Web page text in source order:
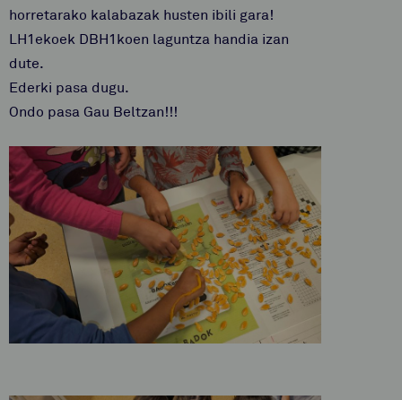
horretarako kalabazak husten ibili gara!
LH1ekoek DBH1koen laguntza handia izan
dute.
Ederki pasa dugu.
Ondo pasa Gau Beltzan!!!